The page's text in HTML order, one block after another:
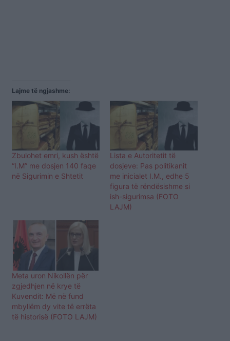
Lajme të ngjashme:
Zbulohet emri, kush është
“I.M” me dosjen 140 faqe
në Sigurimin e Shtetit
Lista e Autoritetit të
dosjeve: Pas politikanit
me inicialet I.M., edhe 5
figura të rëndësishme si
ish-sigurimsa (FOTO
LAJM)
Meta uron Nikollën për
zgjedhjen në krye të
Kuvendit: Më në fund
mbyllëm dy vite të errëta
të historisë (FOTO LAJM)